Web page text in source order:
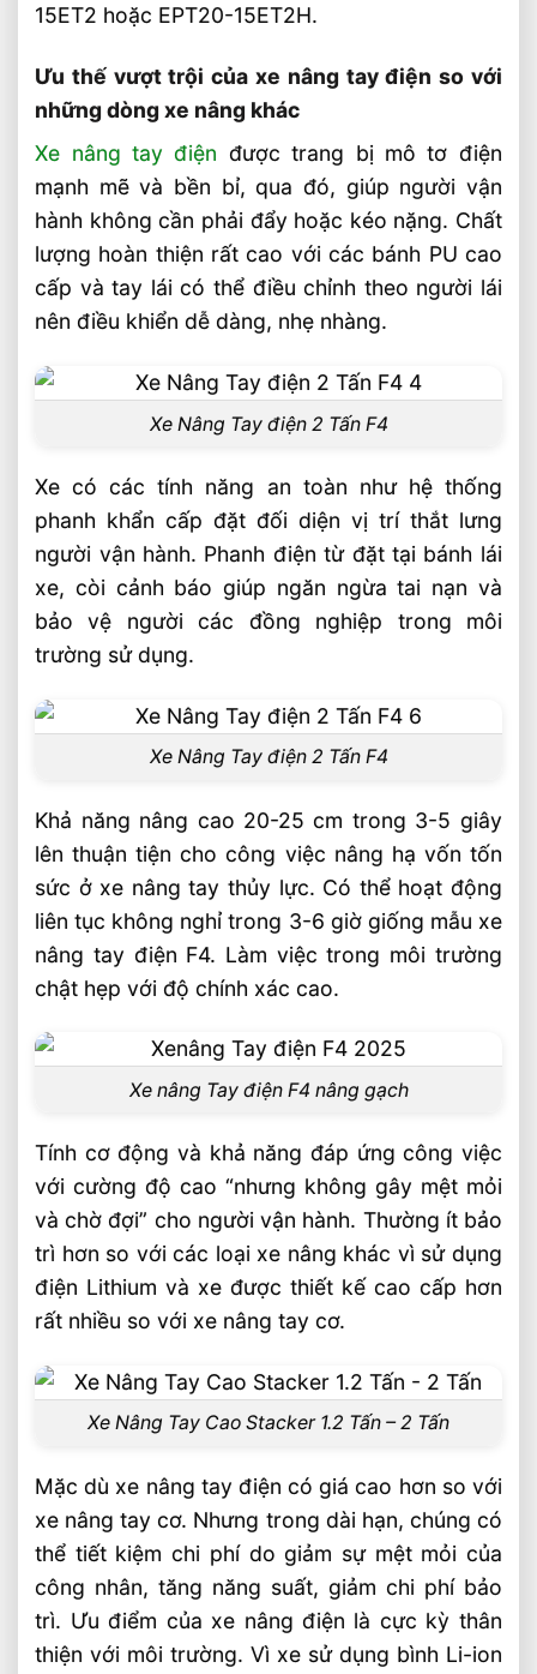
15ET2 hoặc EPT20-15ET2H.
Ưu thế vượt trội của xe nâng tay điện so với
những dòng xe nâng khác
Xe nâng tay điện được trang bị mô tơ điện
mạnh mẽ và bền bỉ, qua đó, giúp người vận
hành không cần phải đẩy hoặc kéo nặng. Chất
lượng hoàn thiện rất cao với các bánh PU cao
cấp và tay lái có thể điều chỉnh theo người lái
nên điều khiển dễ dàng, nhẹ nhàng.
Xe Nâng Tay điện 2 Tấn F4
Xe có các tính năng an toàn như hệ thống
phanh khẩn cấp đặt đối diện vị trí thắt lưng
người vận hành. Phanh điện từ đặt tại bánh lái
xe, còi cảnh báo giúp ngăn ngừa tai nạn và
bảo vệ người các đồng nghiệp trong môi
trường sử dụng.
Xe Nâng Tay điện 2 Tấn F4
Khả năng nâng cao 20-25 cm trong 3-5 giây
lên thuận tiện cho công việc nâng hạ vốn tốn
sức ở xe nâng tay thủy lực. Có thể hoạt động
liên tục không nghỉ trong 3-6 giờ giống mẫu xe
nâng tay điện F4. Làm việc trong môi trường
chật hẹp với độ chính xác cao.
Xe nâng Tay điện F4 nâng gạch
Tính cơ động và khả năng đáp ứng công việc
với cường độ cao “nhưng không gây mệt mỏi
và chờ đợi” cho người vận hành. Thường ít bảo
trì hơn so với các loại xe nâng khác vì sử dụng
điện Lithium và xe được thiết kế cao cấp hơn
rất nhiều so với xe nâng tay cơ.
Xe Nâng Tay Cao Stacker 1.2 Tấn – 2 Tấn
Mặc dù xe nâng tay điện có giá cao hơn so với
xe nâng tay cơ. Nhưng trong dài hạn, chúng có
thể tiết kiệm chi phí do giảm sự mệt mỏi của
công nhân, tăng năng suất, giảm chi phí bảo
trì. Ưu điểm của xe nâng điện là cực kỳ thân
thiện với môi trường. Vì xe sử dụng bình Li-ion